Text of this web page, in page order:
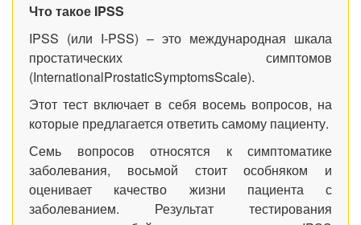
Что такое IPSS
IPSS (или I-PSS) – это международная шкала
простатических симптомов
(InternationalProstaticSymptomsScale).
Этот тест включает в себя восемь вопросов, на
которые предлагается ответить самому пациенту.
Семь вопросов относятся к симптоматике
заболевания, восьмой стоит особняком и
оценивает качество жизни пациента с
заболеванием. Результат тестирования